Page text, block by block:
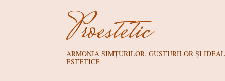
Proestetic
ARMONIA SIMȚURILOR, GUSTURILOR ȘI
ESTETICE